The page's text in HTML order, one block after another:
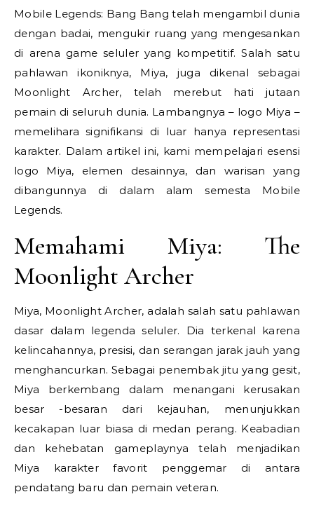
Mobile Legends: Bang Bang telah mengambil dunia
dengan badai, mengukir ruang yang mengesankan
di arena game seluler yang kompetitif. Salah satu
pahlawan ikoniknya, Miya, juga dikenal sebagai
Moonlight Archer, telah merebut hati jutaan
pemain di seluruh dunia. Lambangnya – logo Miya –
memelihara signifikansi di luar hanya representasi
karakter. Dalam artikel ini, kami mempelajari esensi
logo Miya, elemen desainnya, dan warisan yang
dibangunnya di dalam alam semesta Mobile
Legends.
Memahami Miya: The
Moonlight Archer
Miya, Moonlight Archer, adalah salah satu pahlawan
dasar dalam legenda seluler. Dia terkenal karena
kelincahannya, presisi, dan serangan jarak jauh yang
menghancurkan. Sebagai penembak jitu yang gesit,
Miya berkembang dalam menangani kerusakan
besar -besaran dari kejauhan, menunjukkan
kecakapan luar biasa di medan perang. Keabadian
dan kehebatan gameplaynya telah menjadikan
Miya karakter favorit penggemar di antara
pendatang baru dan pemain veteran.